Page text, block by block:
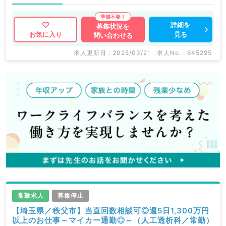
お気に入り
募集状況を
問い合わせる
詳細を
見る
求人更新日 : 2025/03/21 求人No. : 645295
常勤求人 募集停止
【埼玉県／秩父市】当直回数相談可◎週5日1,300万円
以上のお仕事～マイカー通勤◎～（人工透析科／常勤）